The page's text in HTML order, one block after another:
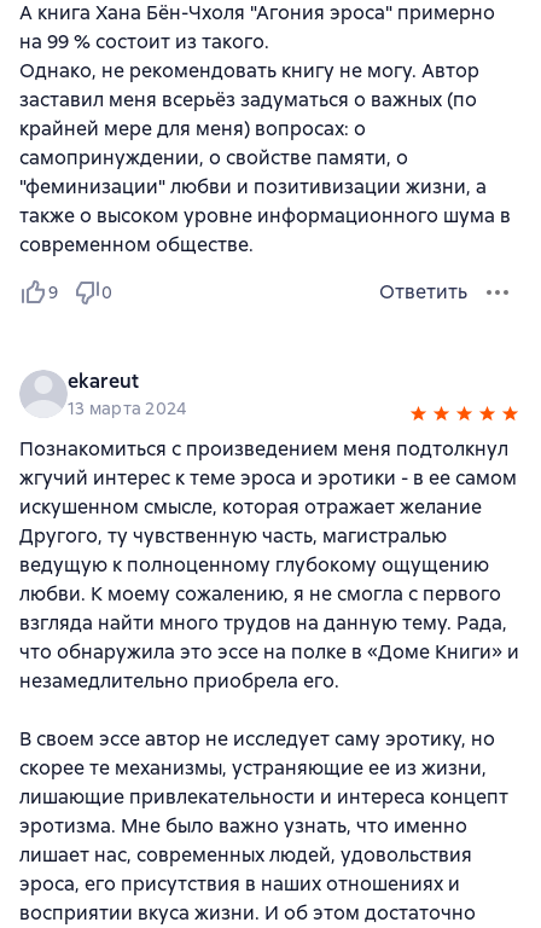
А книга Хана Бён-Чхоля "Агония эроса" примерно
на 99 % состоит из такого.
Однако, не рекомендовать книгу не могу. Автор
заставил меня всерьёз задуматься о важных (по
крайней мере для меня) вопросах: о
самопринуждении, о свойстве памяти, о
"феминизации" любви и позитивизации жизни, а
также о высоком уровне информационного шума в
современном обществе.
9 0 Ответить
ekareut
13 марта 2024
Познакомиться с произведением меня подтолкнул
жгучий интерес к теме эроса и эротики - в ее самом
искушенном смысле, которая отражает желание
Другого, ту чувственную часть, магистралью
ведущую к полноценному глубокому ощущению
любви. К моему сожалению, я не смогла с первого
взгляда найти много трудов на данную тему. Рада,
что обнаружила это эссе на полке в «Доме Книги» и
незамедлительно приобрела его.
В своем эссе автор не исследует саму эротику, но
скорее те механизмы, устраняющие ее из жизни,
лишающие привлекательности и интереса концепт
эротизма. Мне было важно узнать, что именно
лишает нас, современных людей, удовольствия
эроса, его присутствия в наших отношениях и
восприятии вкуса жизни. И об этом достаточно